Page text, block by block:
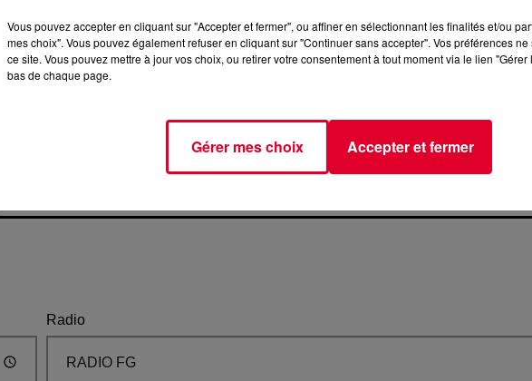
JULIEN GRANEL, INVITÉ FG BACKSTAGE CE
FINALEMENT, LA COLLAB
A BIEN EU LIEU AVEC CE
Radio
Vous pouvez accepter en cliquant sur "Accepter et fermer", ou affiner en sélectionnant les finalités et/ou
mes choix". Vous pouvez également refuser en cliquant sur "Continuer sans accepter". Vos préférences
ce site. Vous pouvez mettre à jour vos choix, ou retirer votre consentement à tout moment via le lien
bas de chaque page.
Gérer mes choix Accepter et fermer